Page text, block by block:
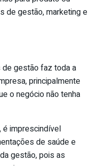
de gestão, marketing e
gestão faz toda a
principalmente
o negócio não tenha
é imprescindível
de saúde e
gestão, pois as